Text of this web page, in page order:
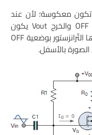
إنَّ خرج الإشارةِ من أجل MOSFET-D تكون معكوسة؛ لأن عند
VG LOW يكون التّرانزستور بوضعية OFF والخرج Vout يكون
HIGH، عندما VG في حالة HIGH عندها التّرانزستور بوضعية OFF